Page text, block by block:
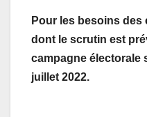
Pour les besoins
dont le scrutin est
campagne électorale
juillet 2022.